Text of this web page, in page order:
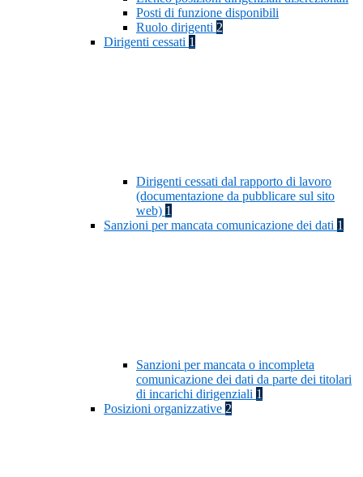
Posti di funzione disponibili
Ruolo dirigenti 2
Dirigenti cessati 1
Dirigenti cessati dal rapporto di lavoro
(documentazione da pubblicare sul sito
web) 1
Sanzioni per mancata comunicazione dei dati 1
Sanzioni per mancata o incompleta
comunicazione dei dati da parte dei titolari
di incarichi dirigenziali 1
Posizioni organizzative 2